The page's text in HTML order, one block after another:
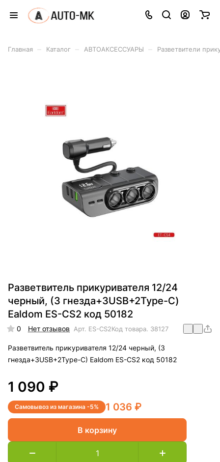
Главная Каталог АВТОАКСЕССУАРЫ Разветвители
Разветвитель прикуривателя 12/24
черный, (3 гнезда+3USB+2Type-C)
Ealdom ES-CS2 код 50182
0 Нет отзывов Арт. ES-CS2Код товара. 38127
Разветвитель прикуривателя 12/24 черный, (3
гнезда+3USB+2Type-C) Ealdom ES-CS2 код 50182
1 090 ₽
Самовывоз из магазина -5% 1 036 ₽
В корзину